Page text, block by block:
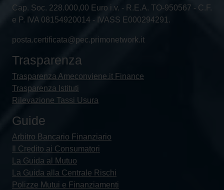
Cap. Soc. 228.000,00 Euro i.v. - R.E.A. TO-950567 - C.F.
e P. IVA 08154920014 - IVASS E000294291.
posta.certificata@pec.primonetwork.it
Trasparenza
Trasparenza Ameconviene.it Finance
Trasparenza Istituti
Rilevazione Tassi Usura
Guide
Arbitro Bancario Finanziario
Il Credito ai Consumatori
La Guida al Mutuo
La Guida alla Centrale Rischi
Polizze Mutui e Finanziamenti